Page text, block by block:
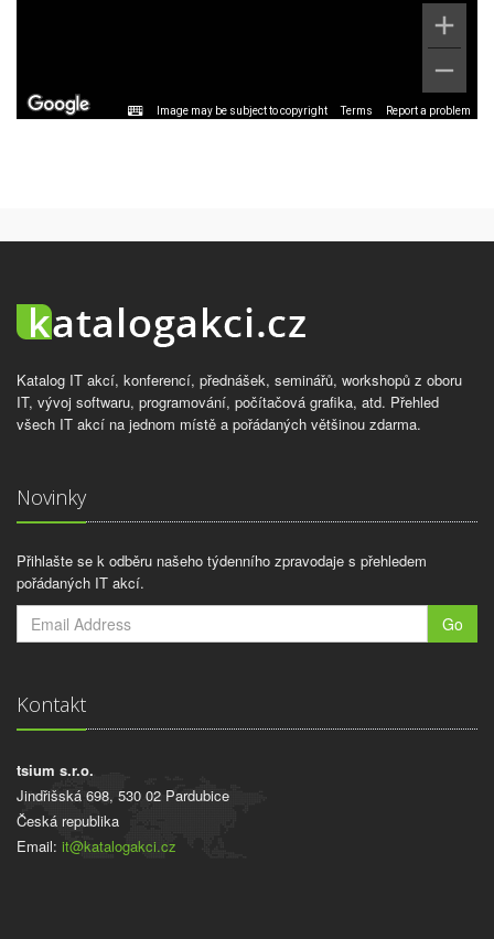
Image may be subject to copyright Terms Report a problem
Katalog IT akcí, konferencí, přednášek, seminářů, workshopů z oboru
IT, vývoj softwaru, programování, počítačová grafika, atd. Přehled
všech IT akcí na jednom místě a pořádaných většinou zdarma.
Novinky
Přihlašte se k odběru našeho týdenního zpravodaje s přehledem
pořádaných IT akcí.
Go
Kontakt
tsium s.r.o.
Jindřišská 698, 530 02 Pardubice
Česká republika
Email: it@katalogakci.cz